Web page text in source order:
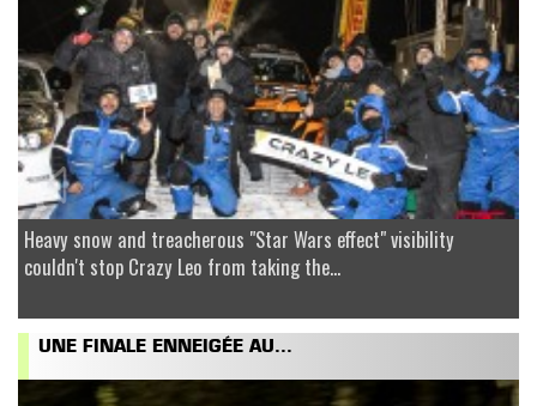
Heavy snow and treacherous "Star Wars effect" visibility
couldn't stop Crazy Leo from taking the...
UNE FINALE ENNEIGÉE AU...